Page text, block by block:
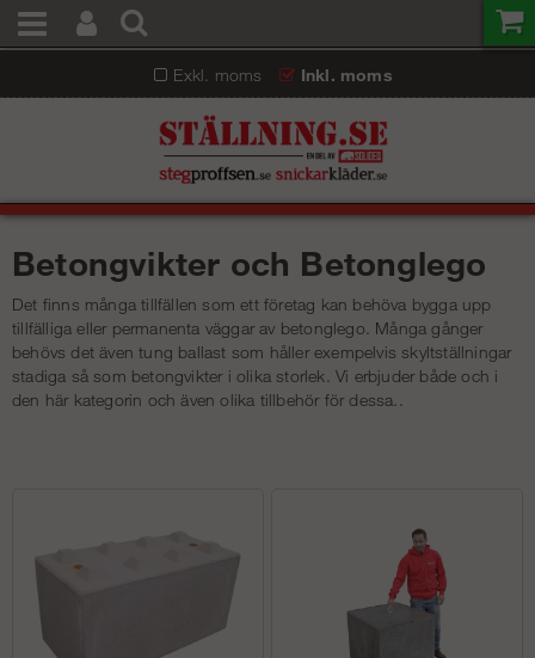
Exkl. moms Inkl. moms
Betongvikter och Betonglego
Det finns många tillfällen som ett företag kan behöva bygga upp
tillfälliga eller permanenta väggar av betonglego. Många gånger
behövs det även tung ballast som håller exempelvis skyltställningar
stadiga så som betongvikter i olika storlek. Vi erbjuder både och i
den här kategorin och även olika tillbehör för dessa..